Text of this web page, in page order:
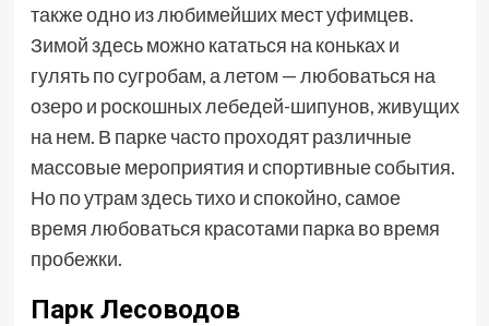
также одно из любимейших мест уфимцев.
Зимой здесь можно кататься на коньках и
гулять по сугробам, а летом — любоваться на
озеро и роскошных лебедей-шипунов, живущих
на нем. В парке часто проходят различные
массовые мероприятия и спортивные события.
Но по утрам здесь тихо и спокойно, самое
время любоваться красотами парка во время
пробежки.
Парк Лесоводов